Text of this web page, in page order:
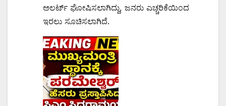
ಅಲರ್ಟ್ ಘೋಷಿಸಲಾಗಿದ್ದು, ಜನರು ಎಚ್ಚರಿಕೆಯಿಂದ
ಇರಲು ಸೂಚಿಸಲಾಗಿದೆ.